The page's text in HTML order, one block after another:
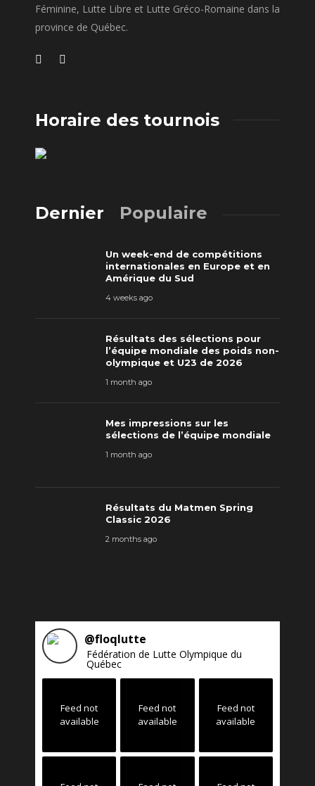
Féminine, Lutte Libre et Lutte Gréco-Romaine dans la
province de Québec.
Horaire des tournois
Dernier Populaire
Un week-end de compétitions
internationales en Europe et en
Amérique du Sud
4 weeks ago
Résultats des sélections pour
l’équipe mondiale des poids non-
olympique et U23 de 2026
1 month ago
Mes impressions sur les
sélections de l’équipe mondiale
1 month ago
Résultats du Matmen Spring
Classic 2026
2 months ago
@floqlutte
Fédération de Lutte Olympique du
Québec
Feed not
available
Feed not
available
Feed not
available